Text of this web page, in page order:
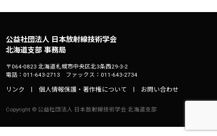
公益社団法人 日本放射線技術学会
北海道支部 事務局
〒064-0823 北海道札幌市中央区北3条西29-3-2
電話：011-643-2713 ファックス：011-643-2734
リンク 個人情報保護・著作権について お問い合わせ
Copyright © 公益社団法人 日本放射線技術学会 北海道支部